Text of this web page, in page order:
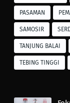
PASAMAN
SAMOSIR
TANJUNG BALAI
TEBING TINGGI